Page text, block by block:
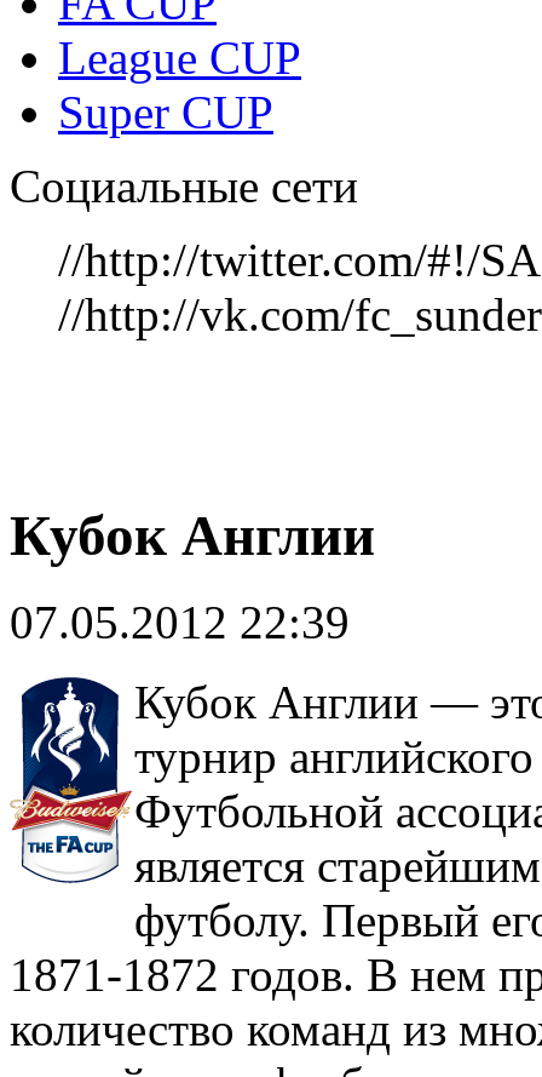
League CUP
Super CUP
Социальные сети
//http://twitter.com/#!/
//http://vk.com/
Кубок Англии
07.05.2012 22:39
Кубок Англии —
турнир
Футбольной
является
футболу. Первый
1871-1872 годов. В нем
количество команд из